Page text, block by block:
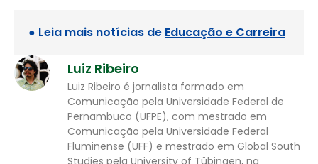
● Leia mais notícias de Educação e Carreira
Luiz Ribeiro
Luiz Ribeiro é jornalista formado em
Comunicação pela Universidade Federal de
Pernambuco (UFPE), com mestrado em
Comunicação pela Universidade Federal
Fluminense (UFF) e mestrado em Global South
Studies pela University of Tübingen, na